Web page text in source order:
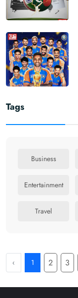
Tags
Business
Entertainment
Travel
‹ 1 2 3